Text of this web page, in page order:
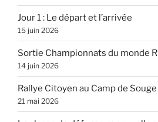
Jour 1 : Le départ et l’arrivée
15 juin 2026
Sortie Championnats du monde
14 juin 2026
Rallye Citoyen au Camp de Souge
21 mai 2026